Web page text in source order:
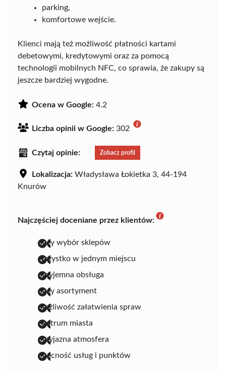
parking,
komfortowe wejście.
Klienci mają też możliwość płatności kartami
debetowymi, kredytowymi oraz za pomocą
technologii mobilnych NFC, co sprawia, że zakupy są
jeszcze bardziej wygodne.
Ocena w Google: 4.2
Liczba opinii w Google: 302
Czytaj opinie: Zobacz profil
Lokalizacja: Władysława Łokietka 3, 44-194
Knurów
Najczęściej doceniane przez klientów:
duży wybór sklepów
wszystko w jednym miejscu
przyjemna obsługa
duży asortyment
możliwość załatwienia spraw
centrum miasta
przyjazna atmosfera
obecność usług i punktów